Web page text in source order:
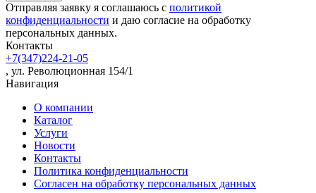
Отправляя заявку я соглашаюсь с политикой
конфиденциальности и даю согласие на обработку
персональных данных.
Контакты
+7(347)224-21-05
, ул. Революционная 154/1
Навигация
О компании
Каталог
Услуги
Новости
Контакты
Политика конфиденциальности
Согласен на обработку персональных данных